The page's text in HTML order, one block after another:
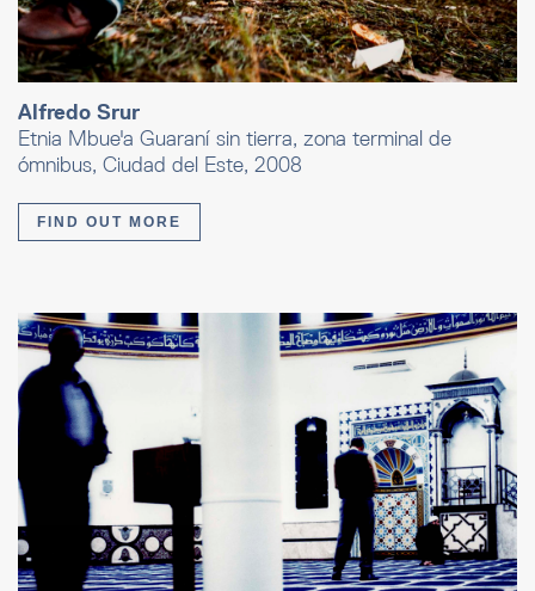
Alfredo Srur
Etnia Mbue'a Guaraní sin tierra, zona terminal de
ómnibus, Ciudad del Este, 2008
FIND OUT MORE